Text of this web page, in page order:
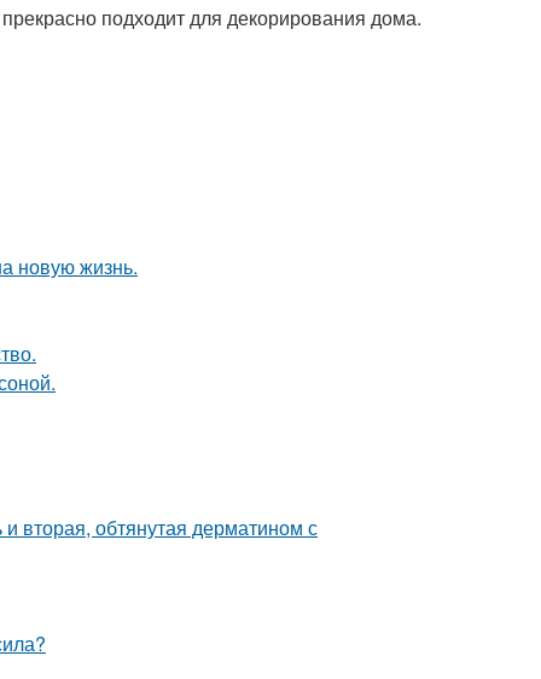
подходит для декорирования дома.
новую жизнь.
вторая, обтянутая дерматином с